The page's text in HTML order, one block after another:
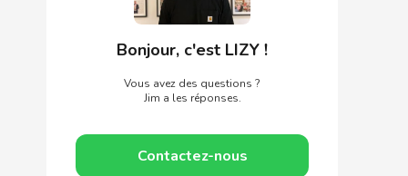
Bonjour, c'est LIZY !
Vous avez des questions ?
Jim a les réponses.
Contactez-nous